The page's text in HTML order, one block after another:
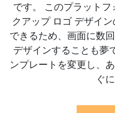
です。 このプラット
クアップ ロゴ デザイ
できるため、画面に数
デザインすることも夢
ンプレートを変更し、
ぐ